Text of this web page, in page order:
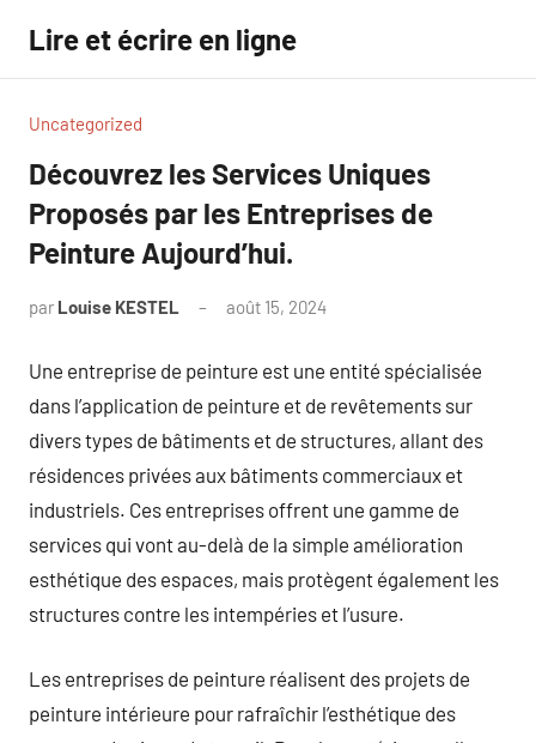
contenu
Lire et écrire en ligne
Uncategorized
Découvrez les Services Uniques
Proposés par les Entreprises de
Peinture Aujourd’hui.
par Louise KESTEL août 15, 2024
Une entreprise de peinture est une entité spécialisée
dans l’application de peinture et de revêtements sur
divers types de bâtiments et de structures, allant des
résidences privées aux bâtiments commerciaux et
industriels. Ces entreprises offrent une gamme de
services qui vont au-delà de la simple amélioration
esthétique des espaces, mais protègent également les
structures contre les intempéries et l’usure.
Les entreprises de peinture réalisent des projets de
peinture intérieure pour rafraîchir l’esthétique des